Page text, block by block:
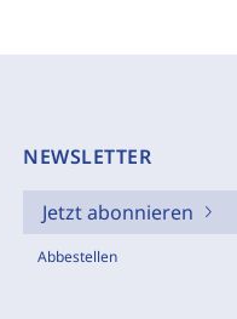
NEWSLETTER
Jetzt abonnieren
Abbestellen